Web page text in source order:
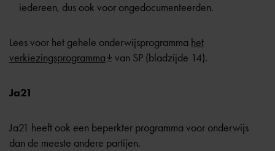
iedereen, dus ook voor ongedocumenteerden.
Lees voor het gehele onderwijsprogramma het
verkiezingsprogramma
van SP (bladzijde 14).
Ja21
Ja21 heeft ook een beperkter programma voor onderwijs
dan de meeste andere partijen.